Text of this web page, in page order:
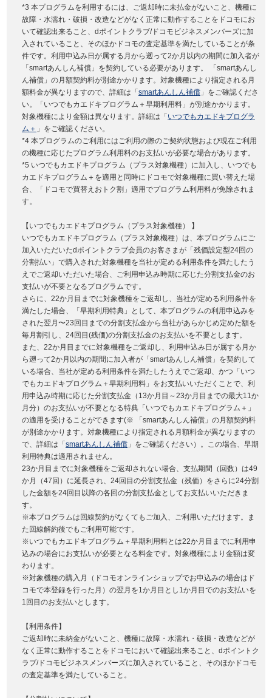
*3 本プログラムを利用するには、ご返却時に未払金がないこと、機種に
故障・水濡れ・破損・改造などがなく正常に動作することをドコモにお
いて確認出来ること、dポイントクラブ/ドコモビジネスメンバーズに加
入されていること、そのほかドコモの査定基準を満たしていることが条
件です。利用申込み日が属する月から遡って2か月以内の期間に加入者が
「smartあんしん補償」を契約している必要があります。 「smartあんし
ん補償」の月額契約料が別途かかります。対象機種により指定される月
額料金が異なりますので、詳細は「smartあんしん補償 」をご確認くださ
い。「いつでもカエドキプログラム＋早期利用料」が別途かかります。
対象機種により金額は異なります。詳細は「いつでもカエドキプログラ
ム＋ 」をご確認ください。
*4 本プログラムのご利用にはご利用の際のご契約状態および現在ご利用
の機種に応じたプログラム利用料のお支払いが必要な場合があります。
*5 いつでもカエドキプログラム（プラス対象機種）に加入し、いつでも
カエドキプログラム＋を適用と同時にドコモで対象機種に買い替えた場
合、「ドコモで買替えおトク割」適用でプログラム利用料が免除されま
す。
【いつでもカエドキプログラム（プラス対象機種） 】
いつでもカエドキプログラム（プラス対象機種）は、本プログラムにご
加入いただいたdポイントクラブ会員のお客さまが「残価設定型24回の
分割払い」で購入された対象機種を当社が定める利用条件を満たしたう
えでご返却いただいた場合、ご利用申込み時期に応じた分割支払金のお
支払いが不要となるプログラムです。
さらに、22か月目までに対象機種をご返却し、当社が定める利用条件を
満たした場合、「早期利用特典」として、本プログラムの利用申込みを
された翌月〜23回目までの分割支払金から当社があらかじめ定めた額を
毎月割引し、24回目(残価)の分割支払金のお支払いを不要とします。
また、22か月目までに対象機種をご返却し、利用申込み日が属する月か
ら遡って2か月以内の期間に加入者が「smartあんしん補償」を契約して
いる場合、当社が定める利用条件を満たしたうえでご返却、かつ「いつ
でもカエドキプログラム＋早期利用料」をお支払いいただくことで、利
用申込み時期に応じた分割支払金（13か月目～23か月目までの最大11か
月分）のお支払いが不要となる特典「いつでもカエドキプログラム＋」
の適用を受けることができます(※ 「smartあんしん補償」の月額契約料
が別途かかります。対象機種により指定される月額料金が異なりますの
で、詳細は「smartあんしん補償 」をご確認ください）。この場合、早期
利用特典は適用されません。
23か月目までに対象機種をご返却されない場合、支払期間（回数）は49
か月（47回）に延長され、24回目の分割支払金（残価）をさらに24分割
した金額を24回目以降の各回の分割支払金としてお支払いいただきま
す。
※本プログラムは回線契約がなくてもご加入、ご利用いただけます。ま
た回線解約後でもご利用可能です。
※いつでもカエドキプログラム＋早期利用料とは22か月目までに利用申
込みの場合にお支払いが必要となる料金です。対象機種により金額は変
わります。
※対象機種の購入月（ドコモオンラインショップでお申込みの場合はド
コモで本登録を行った月）の翌月を1か月目とし1か月目でのお支払いを
1回目のお支払いとします。
【利用条件】
ご返却時に未納金がないこと、機種に故障・水濡れ・破損・改造などが
なく正常に動作することをドコモにおいて確認出来ること、dポイントク
ラブ/ドコモビジネスメンバーズに加入されていること、そのほかドコモ
の査定基準を満たしていること。